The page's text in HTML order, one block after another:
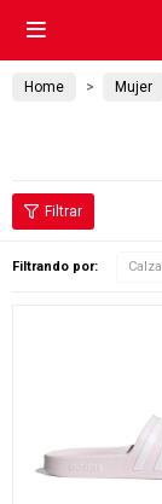

Home Mujer
Filtrando por: